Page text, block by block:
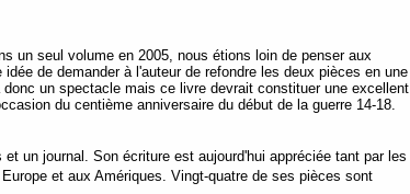
un seul volume en 2005, nous étions loin de penser aux
de demander à l'auteur de refondre les deux pièces en une
donc un spectacle mais ce livre devrait constituer une excellent
du centième anniversaire du début de la guerre 14-18.
un journal. Son écriture est aujourd'hui appréciée tant par les
et aux Amériques. Vingt-quatre de ses pièces sont